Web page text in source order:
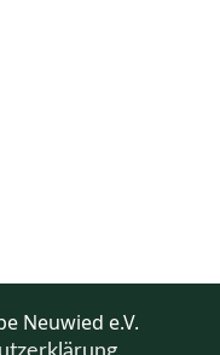
Neuwied e.V.